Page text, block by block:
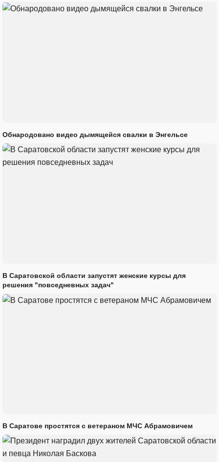
Обнародовано видео дымящейся свалки в Энгельсе
В Саратовской области запустят женские курсы для
решения "повседневных задач"
В Саратове простятся с ветераном МЧС Абрамовичем